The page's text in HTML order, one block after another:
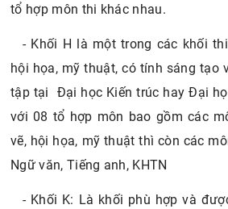
tổ hợp môn thi khác nhau.
- Khối H là một trong các khối
hội họa, mỹ thuật, có tính sáng tạo
tập tại Đại học Kiến trúc hay Đại
với 08 tổ hợp môn bao gồm các
vẽ, hội họa, mỹ thuật thì còn các
Ngữ văn, Tiếng anh, KHTN
- Khối K: Là khối phù hợp và